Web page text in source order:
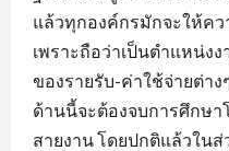
แล้วทุกองค์กรมักจะให้ค
เพราะถือว่าเป็นตำแหน่ง
ของรายรับ-ค่าใช้จ่ายต่า
ด้านนี้จะต้องจบการศึกษา
สายงาน โดยปกติแล้วใน